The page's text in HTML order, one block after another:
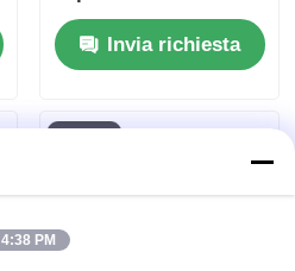
oscillazione
regolabileInvia richiesta
4:38 PM